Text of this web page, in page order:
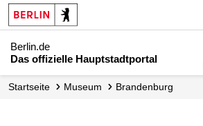
Berlin.de
Das offizielle Hauptstadtportal
Startseite Museum Brandenburg